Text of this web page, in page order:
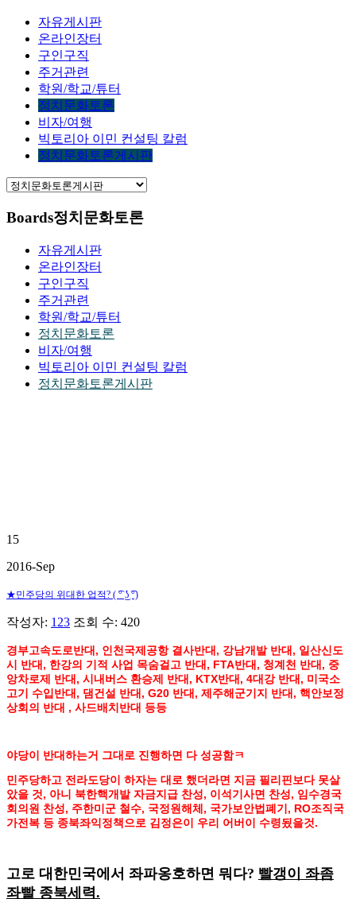
자유게시판
온라인장터
구인구직
주거관련
학원/학교/튜터
정치문화토론
비자/여행
빅토리아 이민 컨설팅 칼럼
정치문화토론게시판
Boards정치문화토론
자유게시판
온라인장터
구인구직
주거관련
학원/학교/튜터
정치문화토론
비자/여행
빅토리아 이민 컨설팅 칼럼
정치문화토론게시판
15
2016-Sep
★민주당의 위대한 업적? ( ͡° ͜ʖ ͡°)
작성자: 123 조회 수: 420
경부고속도로반대, 인천국제공항 결사반대, 강남개발 반대, 일산신도
시 반대, 한강의 기적 사업 목숨걸고 반대, FTA반대, 청계천 반대, 중
앙차로제 반대, 시내버스 환승제 반대, KTX반대, 4대강 반대, 미국소
고기 수입반대, 댐건설 반대, G20 반대, 제주해군기지 반대, 핵안보정
상회의 반대 , 사드배치반대 등등
야당이 반대하는거 그대로 진행하면 다 성공함ㅋ
민주당하고 전라도당이 하자는 대로 했더라면 지금 필리핀보다 못살
았을 것, 아니 북한핵개발 자금지급 찬성, 이석기사면 찬성, 임수경국
회의원 찬성, 주한미군 철수, 국정원해체, 국가보안법폐기, RO조직국
가전복 등 종북좌익정책으로 김정은이 우리 어버이 수령됬을것.
고로 대한민국에서 좌파옹호하면 뭐다? 빨갱이 좌좀
좌빨 종북세력.